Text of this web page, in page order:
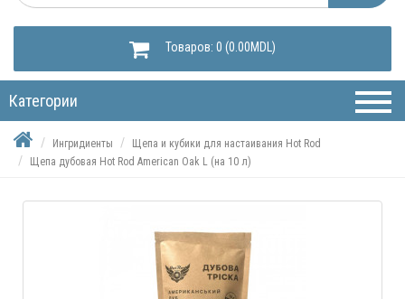
Товаров: 0 (0.00MDL)
Категории
Ингридиенты
Щепа и кубики для настаивания Hot Rod
Щепа дубовая Hot Rod American Oak L (на 10 л)